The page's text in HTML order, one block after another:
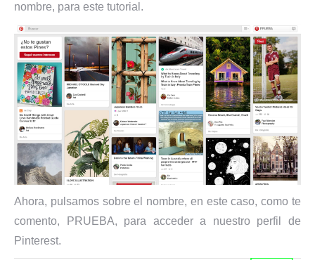
nombre, para este tutorial.
Ahora, pulsamos sobre el nombre, en este caso, como te
comento, PRUEBA, para acceder a nuestro perfil de
Pinterest.